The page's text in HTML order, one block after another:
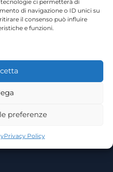
ci permetterà di
di navigazione o ID unici su
il consenso può influire
e funzioni.
preferenze
Privacy Policy
8966580
BA Italy
| 19:00 – 23:00